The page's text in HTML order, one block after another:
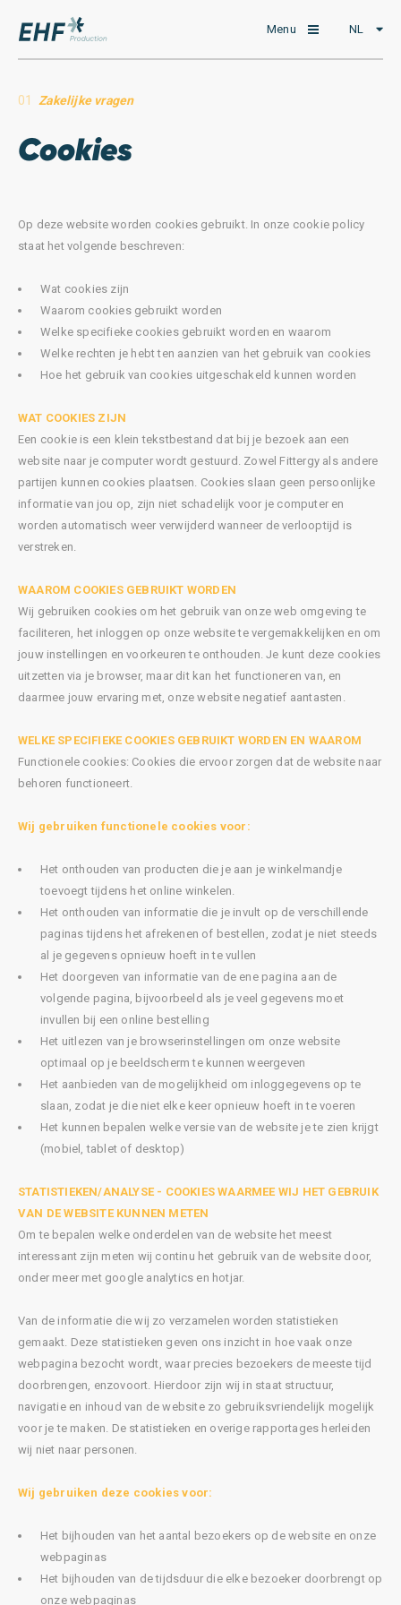
Menu NL
01 Zakelijke vragen
Cookies
Op deze website worden cookies gebruikt. In onze cookie policy
staat het volgende beschreven:
Wat cookies zijn
Waarom cookies gebruikt worden
Welke specifieke cookies gebruikt worden en waarom
Welke rechten je hebt ten aanzien van het gebruik van cookies
Hoe het gebruik van cookies uitgeschakeld kunnen worden
WAT COOKIES ZIJN
Een cookie is een klein tekstbestand dat bij je bezoek aan een
website naar je computer wordt gestuurd. Zowel Fittergy als andere
partijen kunnen cookies plaatsen. Cookies slaan geen persoonlijke
informatie van jou op, zijn niet schadelijk voor je computer en
worden automatisch weer verwijderd wanneer de verlooptijd is
verstreken.
WAAROM COOKIES GEBRUIKT WORDEN
Wij gebruiken cookies om het gebruik van onze web omgeving te
faciliteren, het inloggen op onze website te vergemakkelijken en om
jouw instellingen en voorkeuren te onthouden. Je kunt deze cookies
uitzetten via je browser, maar dit kan het functioneren van, en
daarmee jouw ervaring met, onze website negatief aantasten.
WELKE SPECIFIEKE COOKIES GEBRUIKT WORDEN EN WAAROM
Functionele cookies: Cookies die ervoor zorgen dat de website naar
behoren functioneert.
Wij gebruiken functionele cookies voor:
Het onthouden van producten die je aan je winkelmandje
toevoegt tijdens het online winkelen.
Het onthouden van informatie die je invult op de verschillende
paginas tijdens het afrekenen of bestellen, zodat je niet steeds
al je gegevens opnieuw hoeft in te vullen
Het doorgeven van informatie van de ene pagina aan de
volgende pagina, bijvoorbeeld als je veel gegevens moet
invullen bij een online bestelling
Het uitlezen van je browserinstellingen om onze website
optimaal op je beeldscherm te kunnen weergeven
Het aanbieden van de mogelijkheid om inloggegevens op te
slaan, zodat je die niet elke keer opnieuw hoeft in te voeren
Het kunnen bepalen welke versie van de website je te zien krijgt
(mobiel, tablet of desktop)
STATISTIEKEN/ANALYSE - COOKIES WAARMEE WIJ HET GEBRUIK
VAN DE WEBSITE KUNNEN METEN
Om te bepalen welke onderdelen van de website het meest
interessant zijn meten wij continu het gebruik van de website door,
onder meer met google analytics en hotjar.
Van de informatie die wij zo verzamelen worden statistieken
gemaakt. Deze statistieken geven ons inzicht in hoe vaak onze
webpagina bezocht wordt, waar precies bezoekers de meeste tijd
doorbrengen, enzovoort. Hierdoor zijn wij in staat structuur,
navigatie en inhoud van de website zo gebruiksvriendelijk mogelijk
voor je te maken. De statistieken en overige rapportages herleiden
wij niet naar personen.
Wij gebruiken deze cookies voor:
Het bijhouden van het aantal bezoekers op de website en onze
webpaginas
Het bijhouden van de tijdsduur die elke bezoeker doorbrengt op
onze webpaginas